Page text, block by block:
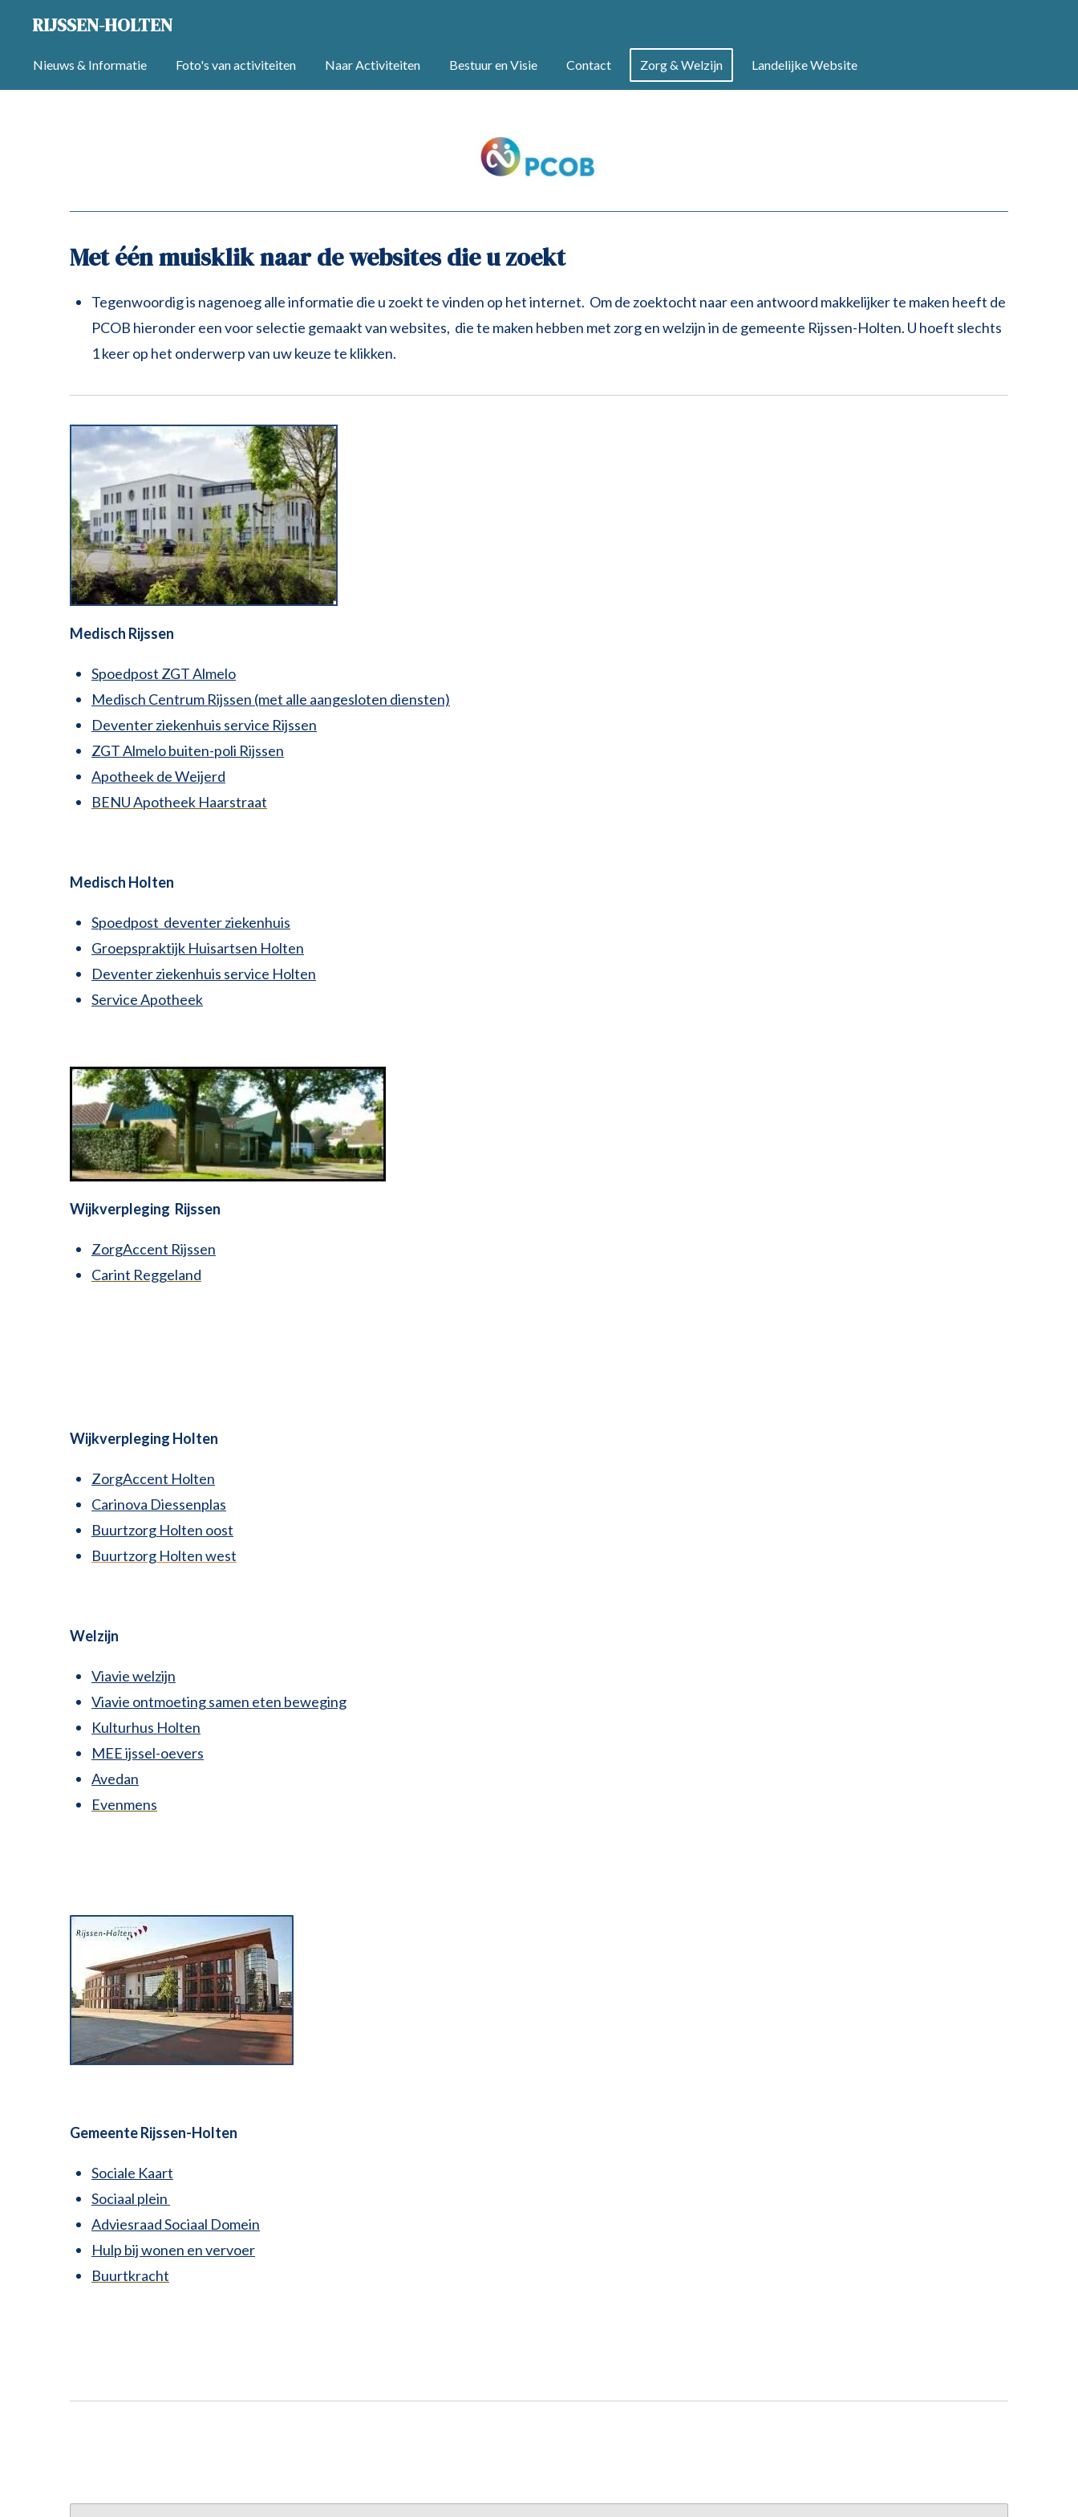
naar
RIJSSEN-HOLTEN
Nieuws & Informatie Foto's van activiteiten Naar Activiteiten Bestuur en Visie Contact Zorg & Welzijn Landelijke Website
Met één muisklik naar de websites die u zoekt
Tegenwoordig is nagenoeg alle informatie die u zoekt te vinden op het internet. Om de zoektocht naar een antwoord makkelijker te maken heeft de
PCOB hieronder een voor selectie gemaakt van websites, die te maken hebben met zorg en welzijn in de gemeente Rijssen-Holten. U hoeft slechts
1 keer op het onderwerp van uw keuze te klikken.
Medisch Rijssen
Spoedpost ZGT Almelo
Medisch Centrum Rijssen (met alle aangesloten diensten)
Deventer ziekenhuis service Rijssen
ZGT Almelo buiten-poli Rijssen
Apotheek de Weijerd
BENU Apotheek Haarstraat
Medisch Holten
Spoedpost deventer ziekenhuis
Groepspraktijk Huisartsen Holten
Deventer ziekenhuis service Holten
Service Apotheek
Wijkverpleging Rijssen
ZorgAccent Rijssen
Carint Reggeland
Wijkverpleging Holten
ZorgAccent Holten
Carinova Diessenplas
Buurtzorg Holten oost
Buurtzorg Holten west
Welzijn
Viavie welzijn
Viavie ontmoeting samen eten beweging
Kulturhus Holten
MEE ijssel-oevers
Avedan
Evenmens
Gemeente Rijssen-Holten
Sociale Kaart
Sociaal plein
Adviesraad Sociaal Domein
Hulp bij wonen en vervoer
Buurtkracht